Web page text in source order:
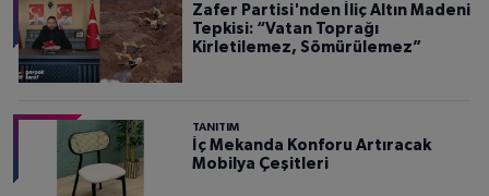
Zafer Partisi'nden İliç Altın Madeni
Tepkisi: “Vatan Toprağı
Kirletilemez, Sömürülemez”
TANITIM
İç Mekanda Konforu Artıracak
Mobilya Çeşitleri